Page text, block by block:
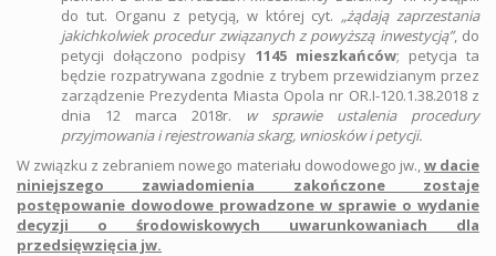
do tut. Organu z petycją, w której cyt. „żądają zaprzestania
jakichkolwiek procedur związanych z powyższą inwestycją”, do
petycji dołączono podpisy 1145 mieszkańców; petycja ta
będzie rozpatrywana zgodnie z trybem przewidzianym przez
zarządzenie Prezydenta Miasta Opola nr OR.I-120.1.38.2018 z
dnia 12 marca 2018r.
w sprawie ustalenia procedury
przyjmowania i rejestrowania skarg, wniosków i petycji.
W związku z zebraniem nowego materiału dowodowego jw.,w dacie
niniejszego zawiadomienia zakończone zostaje
postępowanie dowodowe prowadzone w sprawie o wydanie
decyzji o środowiskowych uwarunkowaniach dla
przedsięwzięcia jw.